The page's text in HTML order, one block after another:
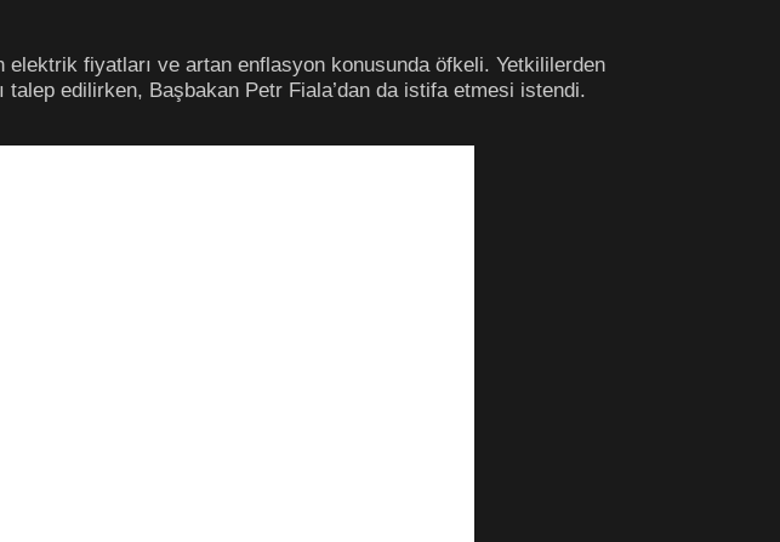
fiyatları ve artan enflasyon konusunda öfkeli. Yetkililerden
talep edilirken, Başbakan Petr Fiala’dan da istifa etmesi istendi.